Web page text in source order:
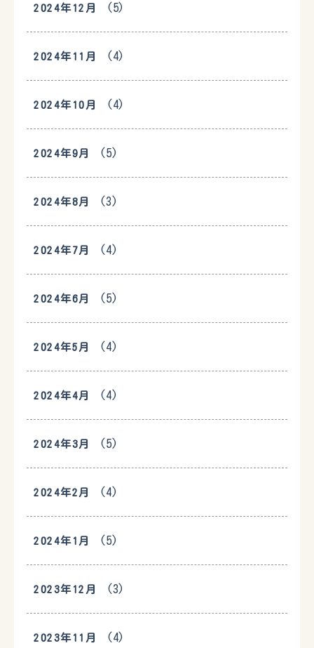
2024年12月 (5)
2024年11月 (4)
2024年10月 (4)
2024年9月 (5)
2024年8月 (3)
2024年7月 (4)
2024年6月 (5)
2024年5月 (4)
2024年4月 (4)
2024年3月 (5)
2024年2月 (4)
2024年1月 (5)
2023年12月 (3)
2023年11月 (4)